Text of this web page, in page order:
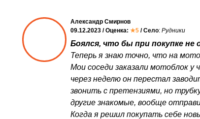
Боялся, что бы при покупке не
Теперь я знаю точно, что на
Мои соседи заказали мотоблок
через неделю он перестал
звонить с претензиями, но
другие знакомые, вообще
Когда я решил покупать себе
Александр Смирнов
09.12.2023 / Оценка: ★5 / Село: Рудники